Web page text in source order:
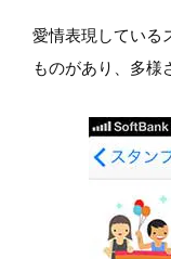
愛情表現している
ものがあり、多様